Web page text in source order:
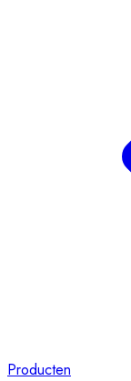
Producten